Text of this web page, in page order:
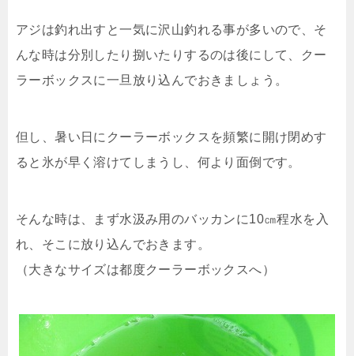
アジは釣れ出すと一気に沢山釣れる事が多いので、そ
んな時は分別したり捌いたりするのは後にして、クー
ラーボックスに一旦放り込んでおきましょう。
但し、暑い日にクーラーボックスを頻繁に開け閉めす
ると氷が早く溶けてしまうし、何より面倒です。
そんな時は、まず水汲み用のバッカンに10㎝程水を入
れ、そこに放り込んでおきます。
（大きなサイズは都度クーラーボックスへ）